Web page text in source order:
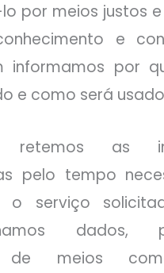
por meios justos
e
informamos por
e como será
retemos as
pelo tempo
o serviço
dados,
meios